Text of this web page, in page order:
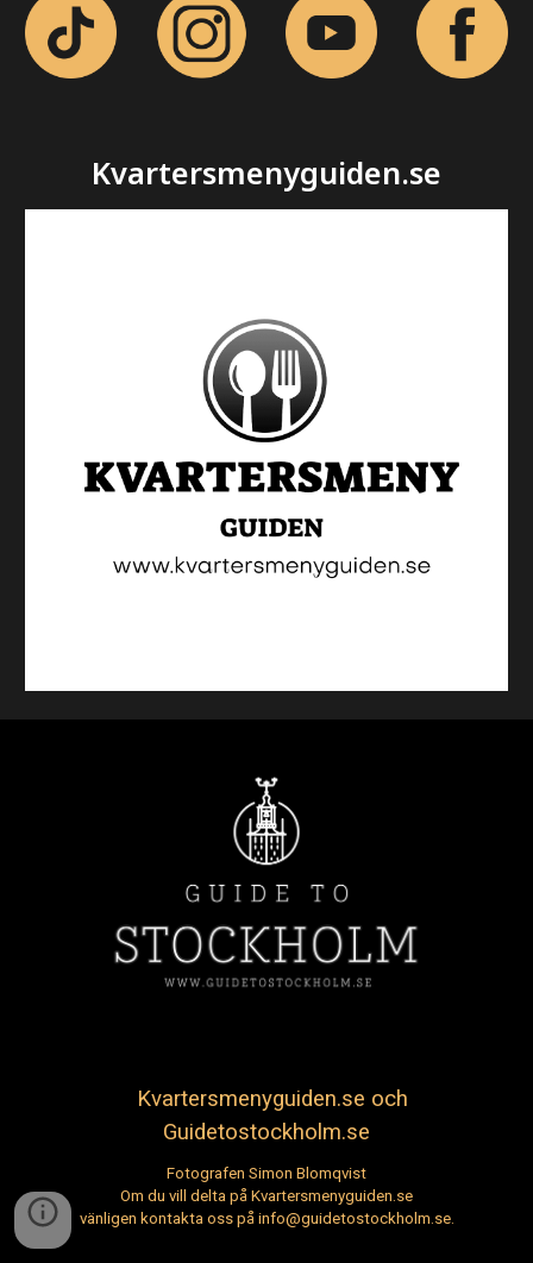
Kvartersmenyguiden.se
Kvartersmenyguiden.se och
Guidetostockholm.se
Fotografen Simon Blomqvist
Om du vill delta på Kvartersmenyguiden.se
vänligen kontakta oss på info@guidetostockholm.se.